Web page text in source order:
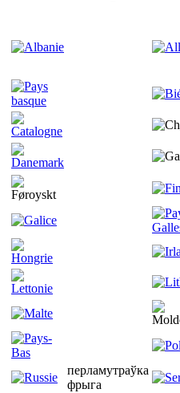
перламутраўка
фрыга